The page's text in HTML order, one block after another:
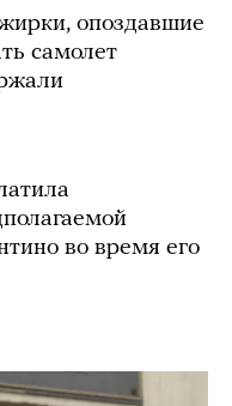
опоздавшие
самолет
во время его